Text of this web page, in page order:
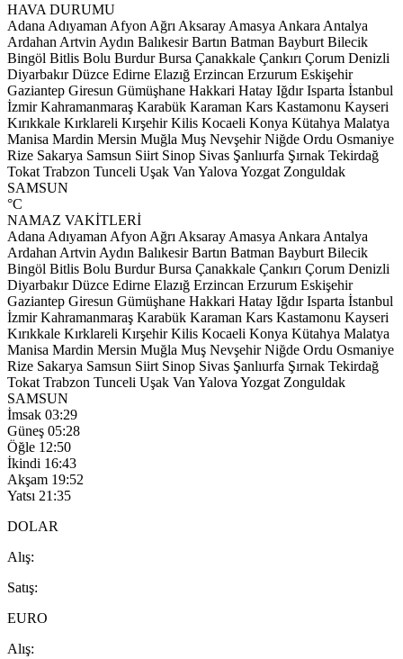
HAVA DURUMU
Adana Adıyaman Afyon Ağrı Aksaray Amasya Ankara Antalya
Ardahan Artvin Aydın Balıkesir Bartın Batman Bayburt Bilecik
Bingöl Bitlis Bolu Burdur Bursa Çanakkale Çankırı Çorum Denizli
Diyarbakır Düzce Edirne Elazığ Erzincan Erzurum Eskişehir
Gaziantep Giresun Gümüşhane Hakkari Hatay Iğdır Isparta İstanbul
İzmir Kahramanmaraş Karabük Karaman Kars Kastamonu Kayseri
Kırıkkale Kırklareli Kırşehir Kilis Kocaeli Konya Kütahya Malatya
Manisa Mardin Mersin Muğla Muş Nevşehir Niğde Ordu Osmaniye
Rize Sakarya Samsun Siirt Sinop Sivas Şanlıurfa Şırnak Tekirdağ
Tokat Trabzon Tunceli Uşak Van Yalova Yozgat Zonguldak
SAMSUN
°C
NAMAZ VAKİTLERİ
Adana Adıyaman Afyon Ağrı Aksaray Amasya Ankara Antalya
Ardahan Artvin Aydın Balıkesir Bartın Batman Bayburt Bilecik
Bingöl Bitlis Bolu Burdur Bursa Çanakkale Çankırı Çorum Denizli
Diyarbakır Düzce Edirne Elazığ Erzincan Erzurum Eskişehir
Gaziantep Giresun Gümüşhane Hakkari Hatay Iğdır Isparta İstanbul
İzmir Kahramanmaraş Karabük Karaman Kars Kastamonu Kayseri
Kırıkkale Kırklareli Kırşehir Kilis Kocaeli Konya Kütahya Malatya
Manisa Mardin Mersin Muğla Muş Nevşehir Niğde Ordu Osmaniye
Rize Sakarya Samsun Siirt Sinop Sivas Şanlıurfa Şırnak Tekirdağ
Tokat Trabzon Tunceli Uşak Van Yalova Yozgat Zonguldak
SAMSUN
İmsak 03:29
Güneş 05:28
Öğle 12:50
İkindi 16:43
Akşam 19:52
Yatsı 21:35
DOLAR
Alış:
Satış:
EURO
Alış: